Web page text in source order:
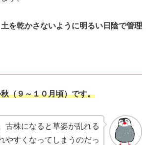
を乾かさないように明るい日陰で管理
（９～１０月頃）です。
古株になると草姿が乱れる
やすくなってしまうのだっ